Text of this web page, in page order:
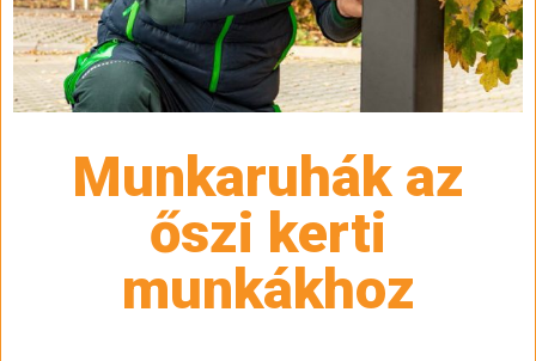
Munkaruhák az
őszi kerti
munkákhoz